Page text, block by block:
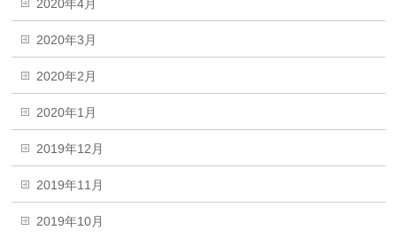
2020年4月
2020年3月
2020年2月
2020年1月
2019年12月
2019年11月
2019年10月